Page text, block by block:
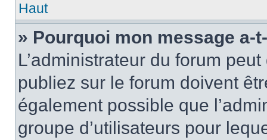
Haut
» Pourquoi mon message a-
L’administrateur du forum
publiez sur le forum doivent
également possible que
groupe d’utilisateurs pour